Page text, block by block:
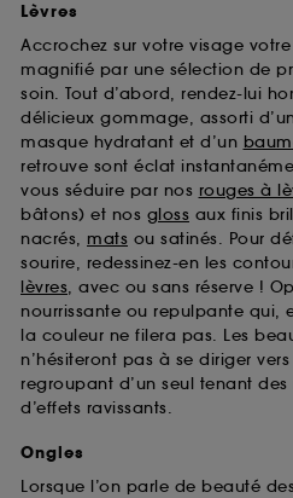
Lèvres
Accrochez sur votre visage
magnifié par une sélection de
soin. Tout d’abord, rendez-lui
délicieux gommage, assorti
masque hydratant et d’un
retrouve sont éclat
vous séduire par nos rouges à
bâtons) et nos gloss aux finis
nacrés, mats ou satinés. Pour
sourire, redessinez-en les
lèvres, avec ou sans réserve !
nourrissante ou repulpante qui,
la couleur ne filera pas. Les
n’hésiteront pas à se diriger vers
regroupant d’un seul tenant
d’effets ravissants.
Ongles
Lorsque l’on parle de beauté